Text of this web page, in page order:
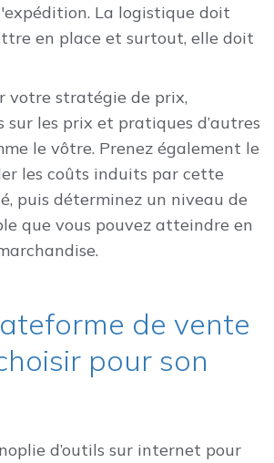
La logistique doit
en place et surtout, elle doit
votre stratégie de prix,
sur les prix et pratiques d’autres
le vôtre. Prenez également le
les coûts induits par cette
puis déterminez un niveau de
que vous pouvez atteindre en
de vente
pour son
d’outils sur internet pour